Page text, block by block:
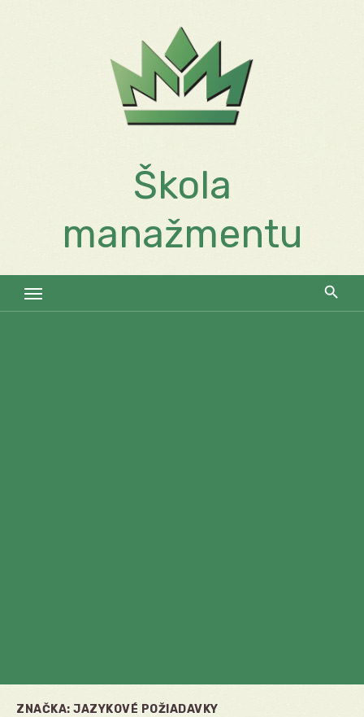
Škola
manažmentu
ZNAČKA: JAZYKOVÉ POŽIADAVKY